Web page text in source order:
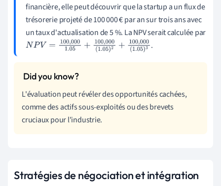
financière, elle peut découvrir que la startup a un flux de
trésorerie projeté de 100 000 € par an sur trois ans avec
un taux d'actualisation de 5 %. La NPV serait calculée par
NPV=100, 0001.05+100,000(1.05 2+100, .
L'évaluation peut révéler des opportunités cachées,
comme des actifs sous-exploités ou des brevets
cruciaux pour l'industrie.
Stratégies de négociation et intégration